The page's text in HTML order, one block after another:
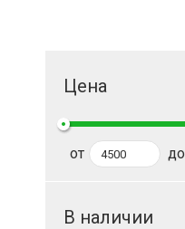
Цена
от до
В наличии